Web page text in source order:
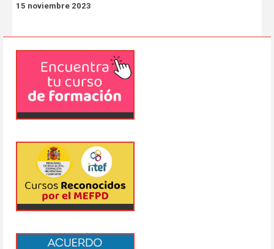
15 noviembre 2023